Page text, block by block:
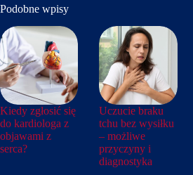
Podobne wpisy
Kiedy zgłosić się
do kardiologa z
objawami z
serca?
Uczucie braku
tchu bez wysiłku
– możliwe
przyczyny i
diagnostyka